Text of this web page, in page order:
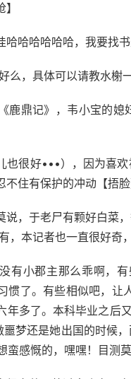
哈哈哈哈哈，我要找书
么，具体可以请教水榭
鹿鼎记》，韦小宝的
也很好•••），因为喜
住有保护的冲动【捂
，于老尸有颗好白菜
，本记者也一直很好奇
有小郡主那么乖啊，
惯了。有些相似吧，
年多了。本科毕业之后
梦还是她出国的时候
感慨的，嘿嘿！目测莫